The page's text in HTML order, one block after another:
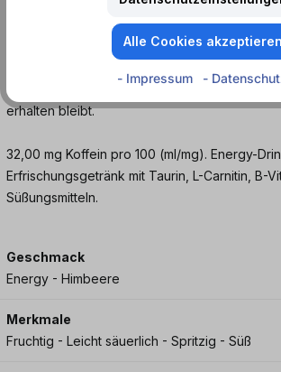
für alle, die es aufregend süß und fruchtig
ein blumiges Gefühl auf der Zunge und macht
damit der blumige und erfrischende
erhalten bleibt.
32,00 mg Koffein pro 100 (ml/mg). Energy-
Erfrischungsgetränk mit Taurin, L-Carnitin, B-
Süßungsmitteln.
Geschmack
Energy - Himbeere
Merkmale
Fruchtig - Leicht säuerlich - Spritzig - Süß
Alle Cookies akzeptieren
- Impressum -